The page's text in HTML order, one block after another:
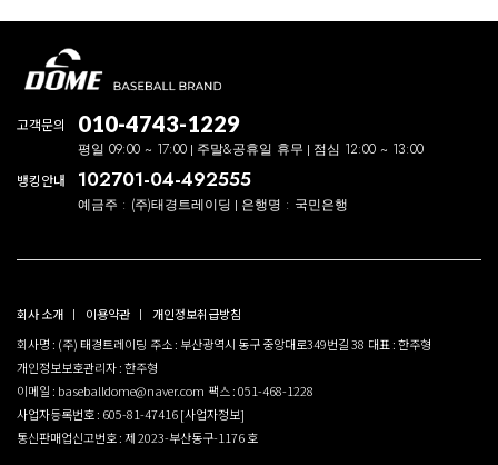
고객문의 010-4743-1229
평일 09:00 ~ 17:00 주말&공휴일 휴무 점심 12:00 ~ 13:00
뱅킹안내 102701-04-492555
예금주 : (주)태경트레이딩 은행명 : 국민은행
회사 소개 이용약관
개인정보취급방침
회사명 : (주) 태경트레이딩 주소 : 부산광역시 동구 중앙대로349번길 38 대표 : 한주형
개인정보보호관리자 : 한주형
이메일 : baseballdome@naver.com 팩스 : 051-468-1228
사업자등록번호 : 605-81-47416[사업자정보]
통신판매업신고번호 : 제 2023-부산동구-1176 호